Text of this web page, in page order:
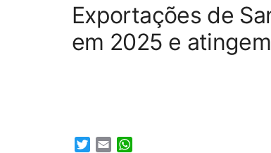
Exportações de
em 2025 e
Twitter
Email